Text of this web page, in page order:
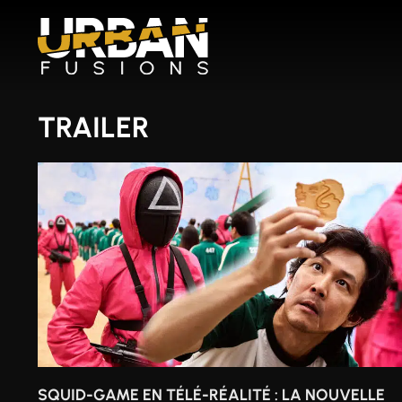
contenu
TRAILER
SQUID-GAME EN TÉLÉ-RÉALITÉ : LA NOUVELLE